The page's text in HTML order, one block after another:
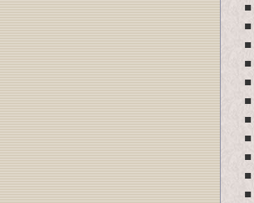
■
■
■
■
■
■
■
■
■
■
■